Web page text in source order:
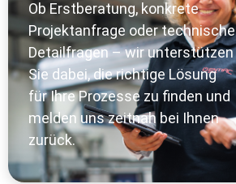
Ob Erstberatung, konkrete
Projektanfrage oder technische
Detailfragen – wir unterstützen
Sie dabei, die richtige Lösung
für Ihre Prozesse zu finden und
melden uns zeitnah bei Ihnen
zurück.